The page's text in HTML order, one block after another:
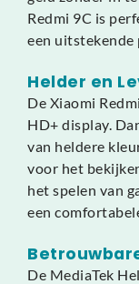
Redmi 9C is
een
Helder en
De Xiaomi
HD+ display.
van heldere
voor het
het spelen van
een
De MediaTek